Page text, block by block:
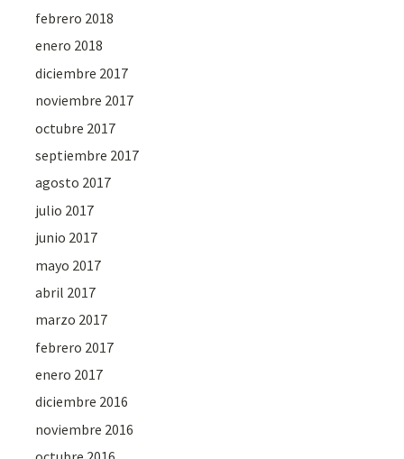
febrero 2018
enero 2018
diciembre 2017
noviembre 2017
octubre 2017
septiembre 2017
agosto 2017
julio 2017
junio 2017
mayo 2017
abril 2017
marzo 2017
febrero 2017
enero 2017
diciembre 2016
noviembre 2016